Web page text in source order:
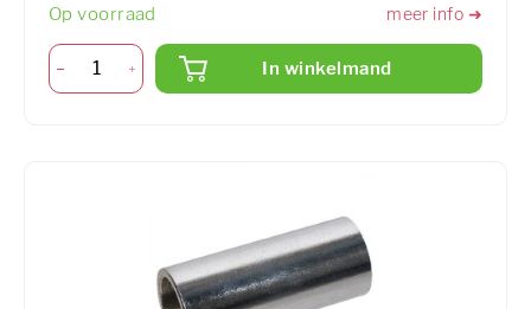
Op voorraad meer info ➜
In winkelmand